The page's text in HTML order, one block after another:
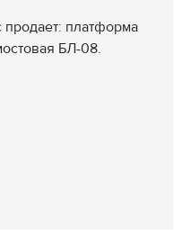
продает: платформа
БЛ-08.